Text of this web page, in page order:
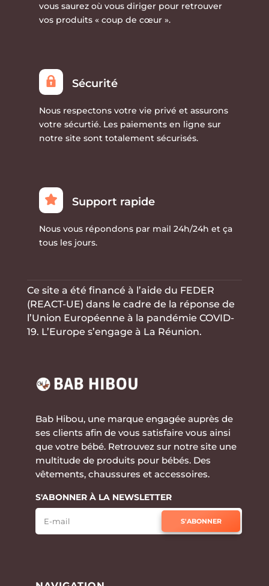
vous saurez où vous diriger pour retrouver
vos produits « coup de cœur ».
Sécurité
Nous respectons votre vie privé et assurons
votre sécurtié. Les paiements en ligne sur
notre site sont totalement sécurisés.
Support rapide
Nous vous répondons par mail 24h/24h et ça
tous les jours.
Ce site a été financé à l’aide du FEDER
(REACT-UE) dans le cadre de la réponse de
l’Union Européenne à la pandémie COVID-
19. L’Europe s’engage à La Réunion.
Bab Hibou, une marque engagée auprès de
ses clients afin de vous satisfaire vous ainsi
que votre bébé. Retrouvez sur notre site une
multitude de produits pour bébés. Des
vêtements, chaussures et accessoires.
S'ABONNER À LA NEWSLETTER
S'ABONNER